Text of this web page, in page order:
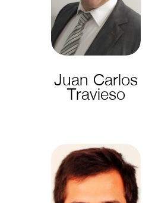
Juan Carlos
Travieso